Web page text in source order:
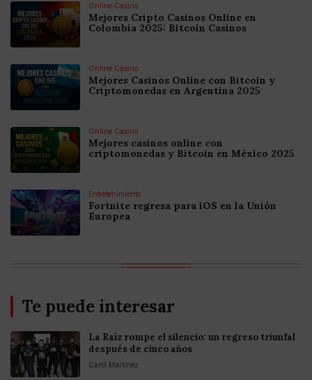
Online Casino
Mejores Cripto Casinos Online en
Colombia 2025: Bitcoin Casinos
Online Casino
Mejores Casinos Online con Bitcoin y
Criptomonedas en Argentina 2025
Online Casino
Mejores casinos online con
criptomonedas y Bitcoin en México 2025
Entretenimiento
Fortnite regresa para iOS en la Unión
Europea
Te puede interesar
La Raíz rompe el silencio: un regreso triunfal
después de cinco años
Carol Martínez